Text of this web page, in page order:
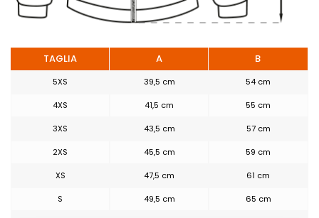
TAGLIA A B
5XS 39,5 cm 54 cm
4XS 41,5 cm 55 cm
3XS 43,5 cm 57 cm
2XS 45,5 cm 59 cm
XS 47,5 cm 61 cm
S 49,5 cm 65 cm